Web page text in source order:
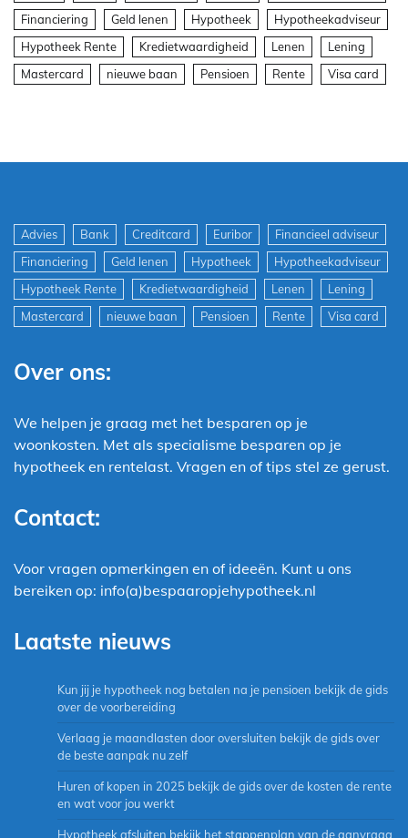
Financiering
Geld lenen Hypotheek
Hypotheekadviseur
Hypotheek Rente
Kredietwaardigheid Lenen
Lening
Mastercard
nieuwe baan Pensioen Rente Visa card
Advies Bank Creditcard Euribor
Financieel adviseur
Financiering
Geld lenen Hypotheek
Hypotheekadviseur
Hypotheek Rente
Kredietwaardigheid Lenen
Lening
Mastercard
nieuwe baan Pensioen Rente Visa card
Over ons:
We helpen je graag met het besparen op je
woonkosten. Met als specialisme besparen op je
hypotheek en rentelast. Vragen en of tips stel ze gerust.
Contact:
Voor vragen opmerkingen en of ideeën. Kunt u ons
bereiken op: info(a)bespaaropjehypotheek.nl
Laatste nieuws
Kun jij je hypotheek nog betalen na je pensioen bekijk de gids
over de voorbereiding
Verlaag je maandlasten door oversluiten bekijk de gids over
de beste aanpak nu zelf
Huren of kopen in 2025 bekijk de gids over de kosten de rente
en wat voor jou werkt
Hypotheek afsluiten bekijk het stappenplan van de aanvraag